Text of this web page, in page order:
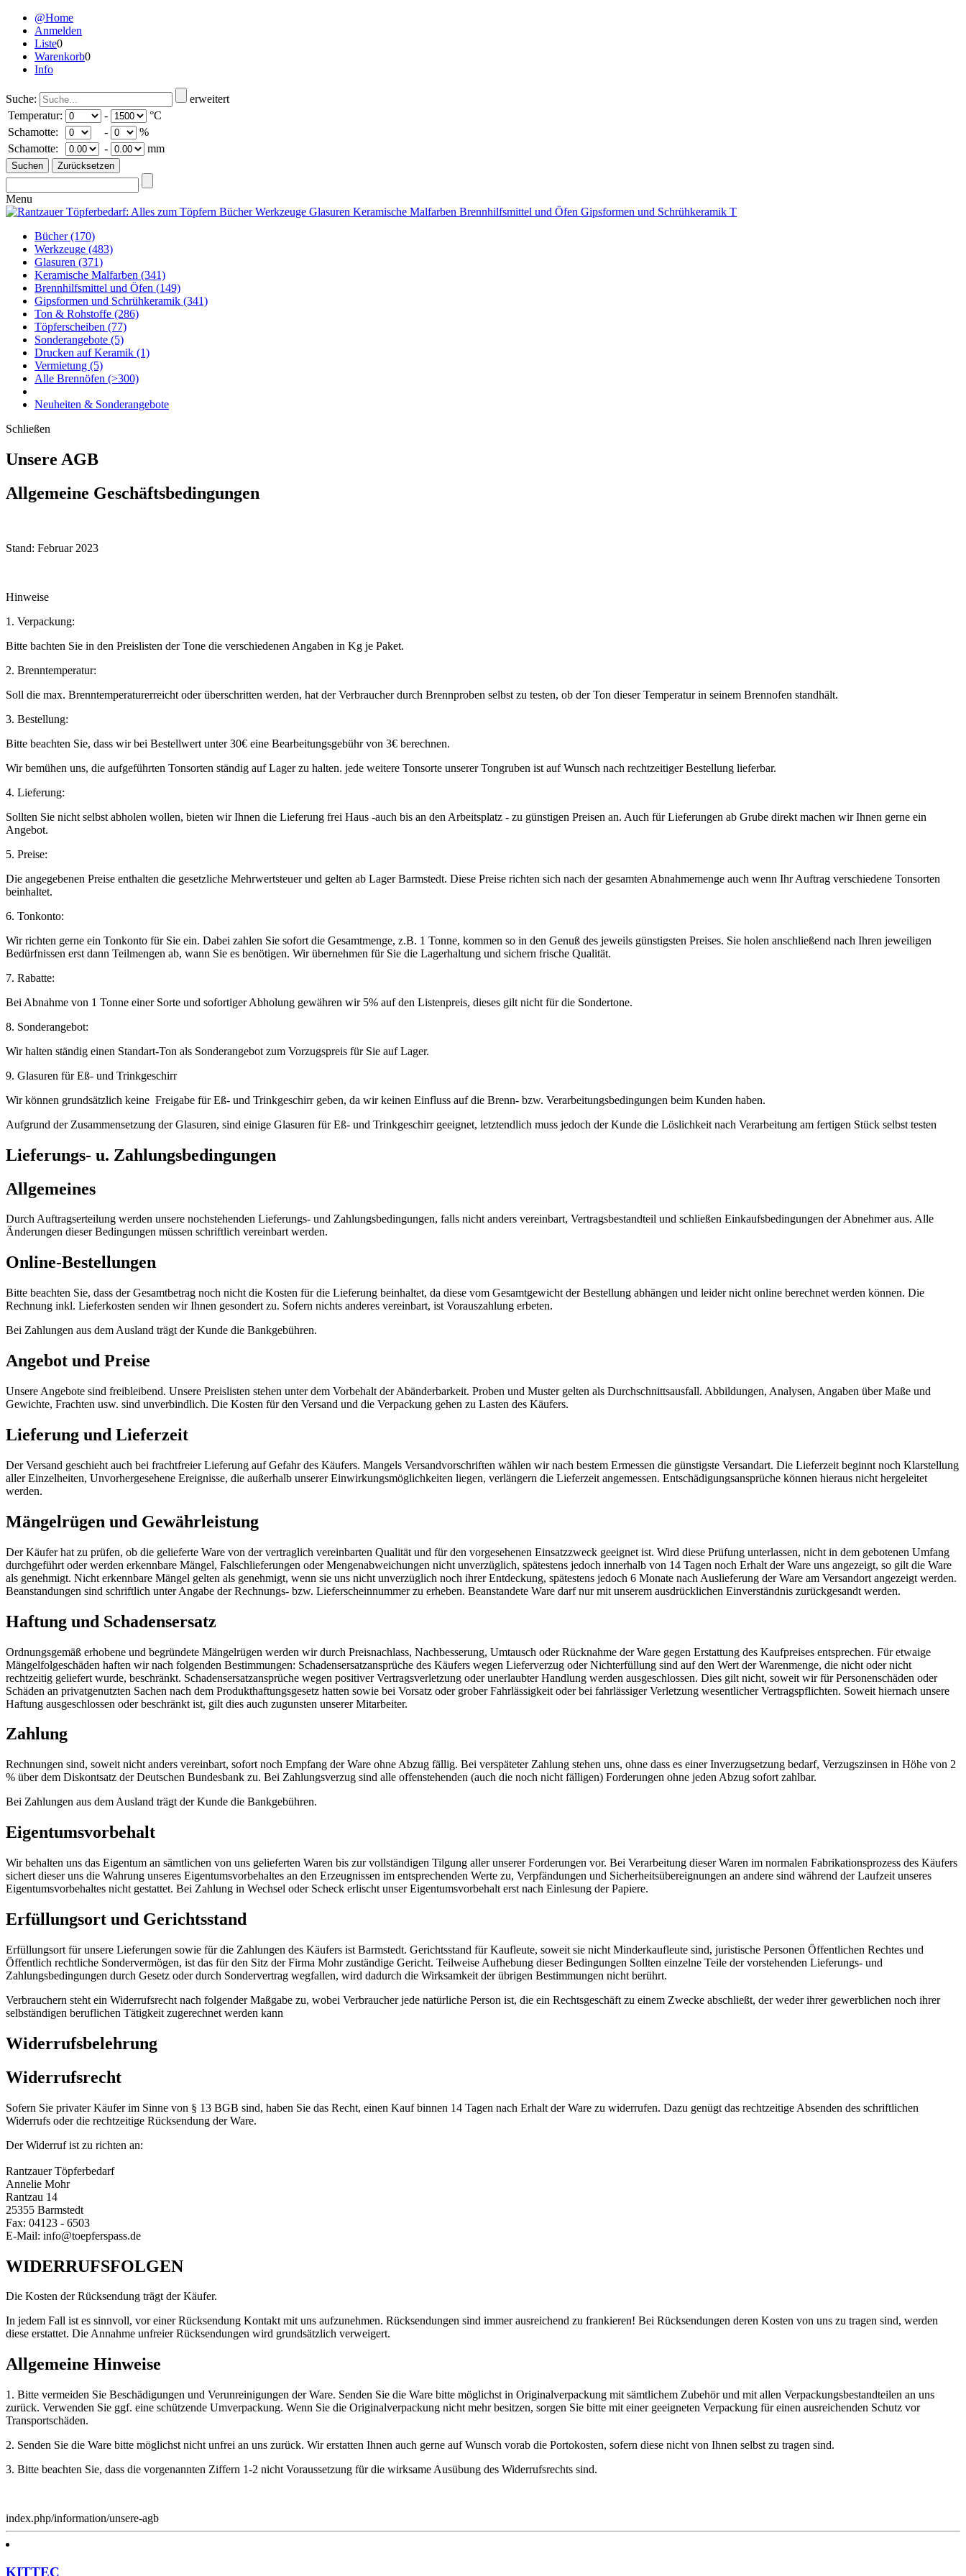
@Home
Anmelden
Liste0
Warenkorb0
Info
Suche:
erweitert
Temperatur:
-
°C
Schamotte:
-
%
Schamotte:
- mm
Menu
Bücher(170)
Werkzeuge (483)
Glasuren (371)
Keramische Malfarben (341)
Brennhilfsmittel und Öfen (149)
Gipsformen und Schrühkeramik (341)
Ton & Rohstoffe (286)
Töpferscheiben (77)
Sonderangebote (5)
Drucken auf Keramik (1)
Vermietung (5)
Alle Brennöfen (>300)
Neuheiten & Sonderangebote
Schließen
Unsere AGB
Allgemeine Geschäftsbedingungen
Stand: Februar 2023
Hinweise
1. Verpackung:
Bitte bachten Sie in den Preislisten der Tone die verschiedenen Angaben in Kg je Paket.
2. Brenntemperatur:
Soll die max. Brenntemperaturerreicht oder überschritten werden, hat der Verbraucher durch Brennproben selbst zu testen, ob der Ton dieser Temperatur in seinem Brennofen standhält.
3. Bestellung:
Bitte beachten Sie, dass wir bei Bestellwert unter 30€ eine Bearbeitungsgebühr von 3€ berechnen.
Wir bemühen uns, die aufgeführten Tonsorten ständig auf Lager zu halten. jede weitere Tonsorte unserer Tongruben ist auf Wunsch nach rechtzeitiger Bestellung lieferbar.
4. Lieferung:
Sollten Sie nicht selbst abholen wollen, bieten wir Ihnen die Lieferung frei Haus -auch bis an den Arbeitsplatz - zu günstigen Preisen an. Auch für Lieferungen ab Grube direkt machen wir Ihnen gerne ein
Angebot.
5. Preise:
Die angegebenen Preise enthalten die gesetzliche Mehrwertsteuer und gelten ab Lager Barmstedt. Diese Preise richten sich nach der gesamten Abnahmemenge auch wenn Ihr Auftrag verschiedene Tonsorten
beinhaltet.
6. Tonkonto:
Wir richten gerne ein Tonkonto für Sie ein. Dabei zahlen Sie sofort die Gesamtmenge, z.B. 1 Tonne, kommen so in den Genuß des jeweils günstigsten Preises. Sie holen anschließend nach Ihren jeweiligen
Bedürfnissen erst dann Teilmengen ab, wann Sie es benötigen. Wir übernehmen für Sie die Lagerhaltung und sichern frische Qualität.
7. Rabatte:
Bei Abnahme von 1 Tonne einer Sorte und sofortiger Abholung gewähren wir 5% auf den Listenpreis, dieses gilt nicht für die Sondertone.
8. Sonderangebot:
Wir halten ständig einen Standart-Ton als Sonderangebot zum Vorzugspreis für Sie auf Lager.
9. Glasuren für Eß- und Trinkgeschirr
Wir können grundsätzlich keine Freigabe für Eß- und Trinkgeschirr geben, da wir keinen Einfluss auf die Brenn- bzw. Verarbeitungsbedingungen beim Kunden haben.
Aufgrund der Zusammensetzung der Glasuren, sind einige Glasuren für Eß- und Trinkgeschirr geeignet, letztendlich muss jedoch der Kunde die Löslichkeit nach Verarbeitung am fertigen Stück selbst testen
Lieferungs- u. Zahlungsbedingungen
Allgemeines
Durch Auftragserteilung werden unsere nochstehenden Lieferungs- und Zahlungsbedingungen, falls nicht anders vereinbart, Vertragsbestandteil und schließen Einkaufsbedingungen der Abnehmer aus. Alle
Änderungen dieser Bedingungen müssen schriftlich vereinbart werden.
Online-Bestellungen
Bitte beachten Sie, dass der Gesamtbetrag noch nicht die Kosten für die Lieferung beinhaltet, da diese vom Gesamtgewicht der Bestellung abhängen und leider nicht online berechnet werden können. Die
Rechnung inkl. Lieferkosten senden wir Ihnen gesondert zu. Sofern nichts anderes vereinbart, ist Vorauszahlung erbeten.
Bei Zahlungen aus dem Ausland trägt der Kunde die Bankgebühren.
Angebot und Preise
Unsere Angebote sind freibleibend. Unsere Preislisten stehen unter dem Vorbehalt der Abänderbarkeit. Proben und Muster gelten als Durchschnittsausfall. Abbildungen, Analysen, Angaben über Maße und
Gewichte, Frachten usw. sind unverbindlich. Die Kosten für den Versand und die Verpackung gehen zu Lasten des Käufers.
Lieferung und Lieferzeit
Der Versand geschieht auch bei frachtfreier Lieferung auf Gefahr des Käufers. Mangels Versandvorschriften wählen wir nach bestem Ermessen die günstigste Versandart. Die Lieferzeit beginnt noch Klarstellung
aller Einzelheiten, Unvorhergesehene Ereignisse, die außerhalb unserer Einwirkungsmöglichkeiten liegen, verlängern die Lieferzeit angemessen. Entschädigungsansprüche können hieraus nicht hergeleitet
werden.
Mängelrügen und Gewährleistung
Der Käufer hat zu prüfen, ob die gelieferte Ware von der vertraglich vereinbarten Qualität und für den vorgesehenen Einsatzzweck geeignet ist. Wird diese Prüfung unterlassen, nicht in dem gebotenen Umfang
durchgeführt oder werden erkennbare Mängel, Falschlieferungen oder Mengenabweichungen nicht unverzüglich, spätestens jedoch innerhalb von 14 Tagen noch Erhalt der Ware uns angezeigt, so gilt die Ware
als genehmigt. Nicht erkennbare Mängel gelten als genehmigt, wenn sie uns nicht unverzüglich noch ihrer Entdeckung, spätestens jedoch 6 Monate nach Auslieferung der Ware am Versandort angezeigt werden.
Beanstandungen sind schriftlich unter Angabe der Rechnungs- bzw. Lieferscheinnummer zu erheben. Beanstandete Ware darf nur mit unserem ausdrücklichen Einverständnis zurückgesandt werden.
Haftung und Schadensersatz
Ordnungsgemäß erhobene und begründete Mängelrügen werden wir durch Preisnachlass, Nachbesserung, Umtausch oder Rücknahme der Ware gegen Erstattung des Kaufpreises entsprechen. Für etwaige
Mängelfolgeschäden haften wir nach folgenden Bestimmungen: Schadensersatzansprüche des Käufers wegen Lieferverzug oder Nichterfüllung sind auf den Wert der Warenmenge, die nicht oder nicht
rechtzeitig geliefert wurde, beschränkt. Schadensersatzansprüche wegen positiver Vertragsverletzung oder unerlaubter Handlung werden ausgeschlossen. Dies gilt nicht, soweit wir für Personenschäden oder
Schäden an privatgenutzten Sachen nach dem Produkthaftungsgesetz hatten sowie bei Vorsatz oder grober Fahrlässigkeit oder bei fahrlässiger Verletzung wesentlicher Vertragspflichten. Soweit hiernach unsere
Haftung ausgeschlossen oder beschränkt ist, gilt dies auch zugunsten unserer Mitarbeiter.
Zahlung
Rechnungen sind, soweit nicht anders vereinbart, sofort noch Empfang der Ware ohne Abzug fällig. Bei verspäteter Zahlung stehen uns, ohne dass es einer Inverzugsetzung bedarf, Verzugszinsen in Höhe von 2
% über dem Diskontsatz der Deutschen Bundesbank zu. Bei Zahlungsverzug sind alle offenstehenden (auch die noch nicht fälligen) Forderungen ohne jeden Abzug sofort zahlbar.
Bei Zahlungen aus dem Ausland trägt der Kunde die Bankgebühren.
Eigentumsvorbehalt
Wir behalten uns das Eigentum an sämtlichen von uns gelieferten Waren bis zur vollständigen Tilgung aller unserer Forderungen vor. Bei Verarbeitung dieser Waren im normalen Fabrikationsprozess des Käufers
sichert dieser uns die Wahrung unseres Eigentumsvorbehaltes an den Erzeugnissen im entsprechenden Werte zu, Verpfändungen und Sicherheitsübereignungen an andere sind während der Laufzeit unseres
Eigentumsvorbehaltes nicht gestattet. Bei Zahlung in Wechsel oder Scheck erlischt unser Eigentumsvorbehalt erst nach Einlesung der Papiere.
Erfüllungsort und Gerichtsstand
Erfüllungsort für unsere Lieferungen sowie für die Zahlungen des Käufers ist Barmstedt. Gerichtsstand für Kaufleute, soweit sie nicht Minderkaufleute sind, juristische Personen Öffentlichen Rechtes und
Öffentlich rechtliche Sondervermögen, ist das für den Sitz der Firma Mohr zuständige Gericht. Teilweise Aufhebung dieser Bedingungen Sollten einzelne Teile der vorstehenden Lieferungs- und
Zahlungsbedingungen durch Gesetz oder durch Sondervertrag wegfallen, wird dadurch die Wirksamkeit der übrigen Bestimmungen nicht berührt.
Verbrauchern steht ein Widerrufsrecht nach folgender Maßgabe zu, wobei Verbraucher jede natürliche Person ist, die ein Rechtsgeschäft zu einem Zwecke abschließt, der weder ihrer gewerblichen noch ihrer
selbständigen beruflichen Tätigkeit zugerechnet werden kann
Widerrufsbelehrung
Widerrufsrecht
Sofern Sie privater Käufer im Sinne von § 13 BGB sind, haben Sie das Recht, einen Kauf binnen 14 Tagen nach Erhalt der Ware zu widerrufen. Dazu genügt das rechtzeitige Absenden des schriftlichen
Widerrufs oder die rechtzeitige Rücksendung der Ware.
Der Widerruf ist zu richten an:
Rantzauer Töpferbedarf
Annelie Mohr
Rantzau 14
25355 Barmstedt
Fax: 04123 - 6503
E-Mail: info@toepferspass.de
WIDERRUFSFOLGEN
Die Kosten der Rücksendung trägt der Käufer.
In jedem Fall ist es sinnvoll, vor einer Rücksendung Kontakt mit uns aufzunehmen. Rücksendungen sind immer ausreichend zu frankieren! Bei Rücksendungen deren Kosten von uns zu tragen sind, werden
diese erstattet. Die Annahme unfreier Rücksendungen wird grundsätzlich verweigert.
Allgemeine Hinweise
1. Bitte vermeiden Sie Beschädigungen und Verunreinigungen der Ware. Senden Sie die Ware bitte möglichst in Originalverpackung mit sämtlichem Zubehör und mit allen Verpackungsbestandteilen an uns
zurück. Verwenden Sie ggf. eine schützende Umverpackung. Wenn Sie die Originalverpackung nicht mehr besitzen, sorgen Sie bitte mit einer geeigneten Verpackung für einen ausreichenden Schutz vor
Transportschäden.
2. Senden Sie die Ware bitte möglichst nicht unfrei an uns zurück. Wir erstatten Ihnen auch gerne auf Wunsch vorab die Portokosten, sofern diese nicht von Ihnen selbst zu tragen sind.
3. Bitte beachten Sie, dass die vorgenannten Ziffern 1-2 nicht Voraussetzung für die wirksame Ausübung des Widerrufsrechts sind.
index.php/information/unsere-agb
KITTEC